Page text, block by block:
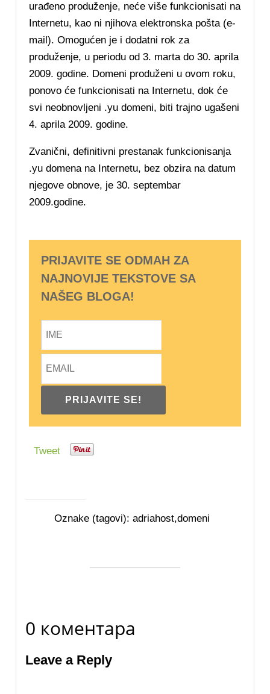
urađeno produženje, neće više funkcionisati na
Internetu, kao ni njihova elektronska pošta (e-
mail). Omogućen je i dodatni rok za
produženje, u periodu od 3. marta do 30. aprila
2009. godine. Domeni produženi u ovom roku,
ponovo će funkcionisati na Internetu, dok će
svi neobnovljeni .yu domeni, biti trajno ugašeni
4. aprila 2009. godine.
Zvanični, definitivni prestanak funkcionisanja
.yu domena na Internetu, bez obzira na datum
njegove obnove, je 30. septembar
2009.godine.
PRIJAVITE SE ODMAH ZA
NAJNOVIJE TEKSTOVE SA
NAŠEG BLOGA!
Tweet
Oznake (tagovi): adriahost,domeni
0 коментара
Leave a Reply